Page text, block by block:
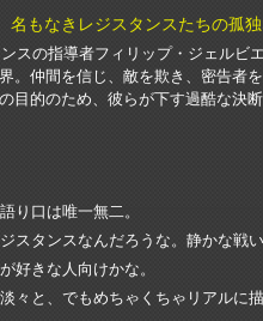
もなきレジスタンスたちの孤
スの指導者フィリップ・ジェルビ
。仲間を信じ、敵を欺き、密告者
目的のため、彼らが下す過酷な決
り口は唯一無二。
スタンスなんだろうな。静かな戦い
好きな人向けかな。
々と、でもめちゃくちゃリアルに